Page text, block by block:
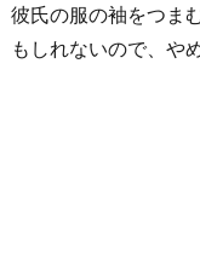
5.
彼氏の服の袖をつま
もしれないので、や